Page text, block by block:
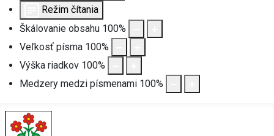
Režim čítania
Škálovanie obsahu 100%
Veľkosť písma 100%
Výška riadkov 100%
Medzery medzi písmenami 100%